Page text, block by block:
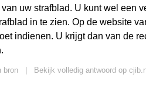
uw strafblad. U kunt wel een
in te zien. Op de website
indienen. U krijgt dan van de
bron Bekijk volledig antwoord op